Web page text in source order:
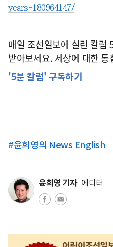
years-180964147/
매일 조선일보에 실린 칼럼
받아보세요. 세상에 대한
'5분 칼럼' 구독하기
#윤희영의 News English
윤희영 기자 에디터